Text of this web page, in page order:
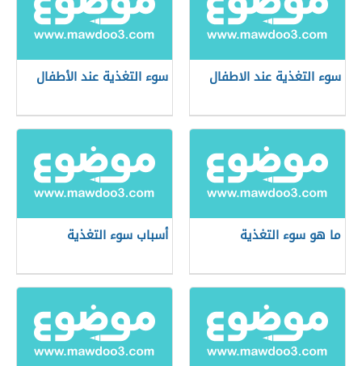
سوء التغذية عند الاطفال سوء التغذية عند الأطفال
ما هو سوء التغذية أسباب سوء التغذية